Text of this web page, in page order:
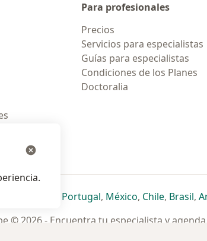
Para profesionales
Precios
Servicios para especialistas
Guías para especialistas
Condiciones de los Planes
Doctoralia
nueva pestaña
en una nueva pestaña
se abre en una nueva pestaña
se abre en una nueva pestaña
Portugalse abre en una nueva
, Méxicose abre en una
, Chilese abre
, Brasilse
,
© 2026 - Encuentra tu especialista y